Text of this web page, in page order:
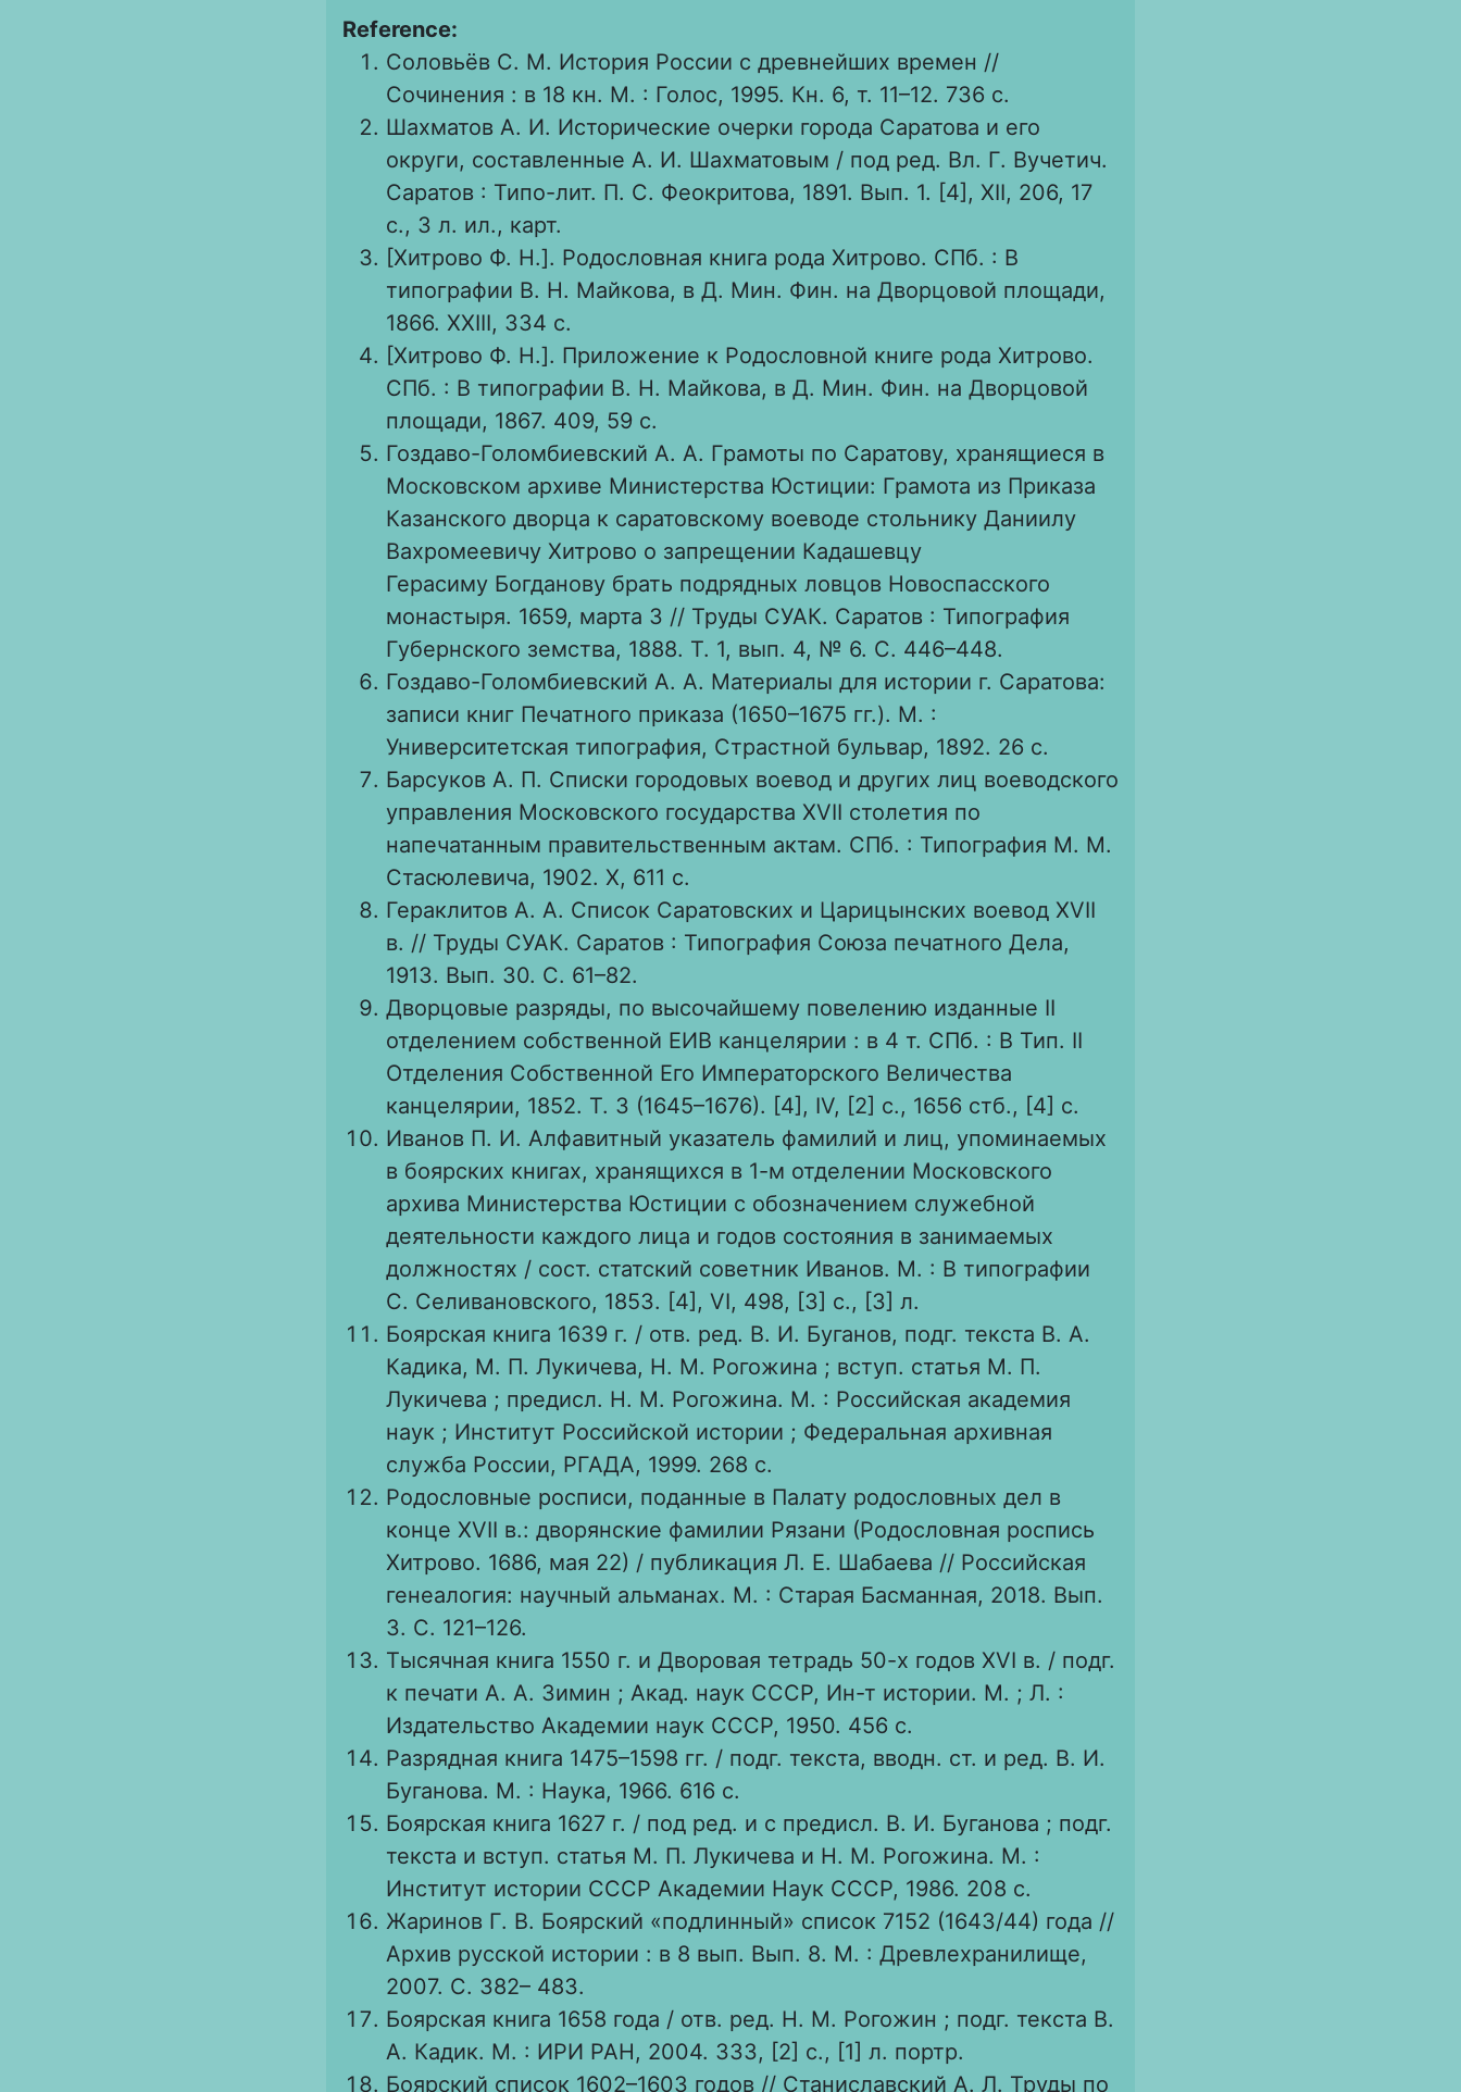
Reference:
Соловьёв С. М. История России с древнейших времен //
Сочинения : в 18 кн. М. : Голос, 1995. Кн. 6, т. 11–12. 736 с.
Шахматов А. И. Исторические очерки города Саратова и его
округи, составленные А. И. Шахматовым / под ред. Вл. Г. Вучетич.
Саратов : Типо-лит. П. С. Феокритова, 1891. Вып. 1. [4], XII, 206, 17
с., 3 л. ил., карт.
[Хитрово Ф. Н.]. Родословная книга рода Хитрово. СПб. : В
типографии В. Н. Майкова, в Д. Мин. Фин. на Дворцовой площади,
1866. XXIII, 334 с.
[Хитрово Ф. Н.]. Приложение к Родословной книге рода Хитрово.
СПб. : В типографии В. Н. Майкова, в Д. Мин. Фин. на Дворцовой
площади, 1867. 409, 59 с.
Гоздаво-Голомбиевский А. А. Грамоты по Саратову, хранящиеся в
Московском архиве Министерства Юстиции: Грамота из Приказа
Казанского дворца к саратовскому воеводе стольнику Даниилу
Вахромеевичу Хитрово о запрещении Кадашевцу
Герасиму Богданову брать подрядных ловцов Новоспасского
монастыря. 1659, марта 3 // Труды СУАК. Саратов : Типография
Губернского земства, 1888. Т. 1, вып. 4, № 6. С. 446–448.
Гоздаво-Голомбиевский А. А. Материалы для истории г. Саратова:
записи книг Печатного приказа (1650–1675 гг.). М. :
Университетская типография, Страстной бульвар, 1892. 26 с.
Барсуков А. П. Списки городовых воевод и других лиц воеводского
управления Московского государства XVII столетия по
напечатанным правительственным актам. СПб. : Типография М. М.
Стасюлевича, 1902. X, 611 с.
Гераклитов А. А. Список Саратовских и Царицынских воевод XVII
в. // Труды СУАК. Саратов : Типография Союза печатного Дела,
1913. Вып. 30. С. 61–82.
Дворцовые разряды, по высочайшему повелению изданные II
отделением собственной ЕИВ канцелярии : в 4 т. СПб. : В Тип. II
Отделения Собственной Его Императорского Величества
канцелярии, 1852. Т. 3 (1645–1676). [4], IV, [2] c., 1656 стб., [4] c.
Иванов П. И. Алфавитный указатель фамилий и лиц, упоминаемых
в боярских книгах, хранящихся в 1-м отделении Московского
архива Министерства Юстиции с обозначением служебной
деятельности каждого лица и годов состояния в занимаемых
должностях / сост. статский советник Иванов. М. : В типографии
С. Селивановского, 1853. [4], VI, 498, [3] c., [3] л.
Боярская книга 1639 г. / отв. ред. В. И. Буганов, подг. текста В. А.
Кадика, М. П. Лукичева, Н. М. Рогожина ; вступ. статья М. П.
Лукичева ; предисл. Н. М. Рогожина. М. : Российская академия
наук ; Институт Российской истории ; Федеральная архивная
служба России, РГАДА, 1999. 268 с.
Родословные росписи, поданные в Палату родословных дел в
конце XVII в.: дворянские фамилии Рязани (Родословная роспись
Хитрово. 1686, мая 22) / публикация Л. Е. Шабаева // Российская
генеалогия: научный альманах. М. : Старая Басманная, 2018. Вып.
3. С. 121–126.
Тысячная книга 1550 г. и Дворовая тетрадь 50-х годов XVI в. / подг.
к печати А. А. Зимин ; Акад. наук СССР, Ин-т истории. М. ; Л. :
Издательство Академии наук СССР, 1950. 456 с.
Разрядная книга 1475–1598 гг. / подг. текста, вводн. ст. и ред. В. И.
Буганова. М. : Наука, 1966. 616 с.
Боярская книга 1627 г. / под ред. и с предисл. В. И. Буганова ; подг.
текста и вступ. статья М. П. Лукичева и Н. М. Рогожина. М. :
Институт истории СССР Академии Наук СССР, 1986. 208 с.
Жаринов Г. В. Боярский «подлинный» список 7152 (1643/44) года //
Архив русской истории : в 8 вып. Вып. 8. М. : Древлехранилище,
2007. С. 382– 483.
Боярская книга 1658 года / отв. ред. Н. М. Рогожин ; подг. текста В.
А. Кадик. М. : ИРИ РАН, 2004. 333, [2] с., [1] л. портр.
Боярский список 1602–1603 годов // Станиславский А. Л. Труды по